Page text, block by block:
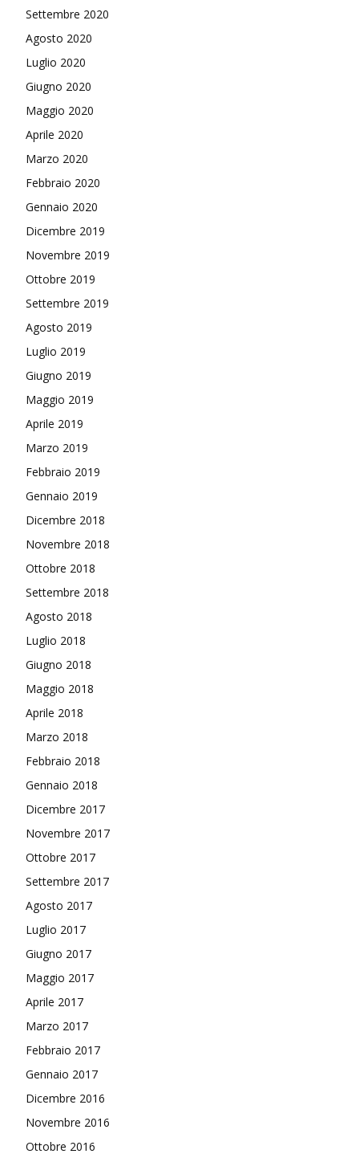
Settembre 2020
Agosto 2020
Luglio 2020
Giugno 2020
Maggio 2020
Aprile 2020
Marzo 2020
Febbraio 2020
Gennaio 2020
Dicembre 2019
Novembre 2019
Ottobre 2019
Settembre 2019
Agosto 2019
Luglio 2019
Giugno 2019
Maggio 2019
Aprile 2019
Marzo 2019
Febbraio 2019
Gennaio 2019
Dicembre 2018
Novembre 2018
Ottobre 2018
Settembre 2018
Agosto 2018
Luglio 2018
Giugno 2018
Maggio 2018
Aprile 2018
Marzo 2018
Febbraio 2018
Gennaio 2018
Dicembre 2017
Novembre 2017
Ottobre 2017
Settembre 2017
Agosto 2017
Luglio 2017
Giugno 2017
Maggio 2017
Aprile 2017
Marzo 2017
Febbraio 2017
Gennaio 2017
Dicembre 2016
Novembre 2016
Ottobre 2016